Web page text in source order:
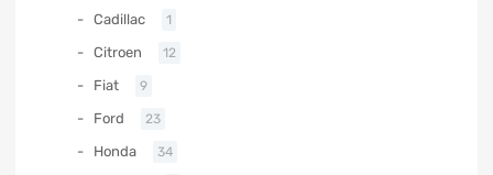
Cadillac 1
Citroen 12
Fiat 9
Ford 23
Honda 34